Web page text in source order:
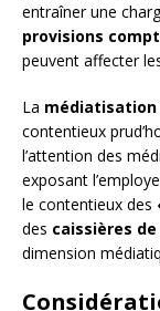
entraîner une
provisions
peuvent affecter
La médiatisation
contentieux
l’attention des
exposant
le contentieux des
des caissières
dimension